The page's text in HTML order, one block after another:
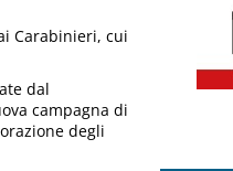
Carabinieri, cui
dal
campagna di
degli